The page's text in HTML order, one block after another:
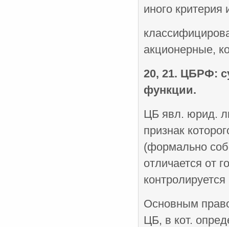
иного критерия
акционерные,
20, 21. ЦБРФ:
функции.
ЦБ явл. юрид.
признак
(формально
отличается от
Основным
ЦБ, в кот.